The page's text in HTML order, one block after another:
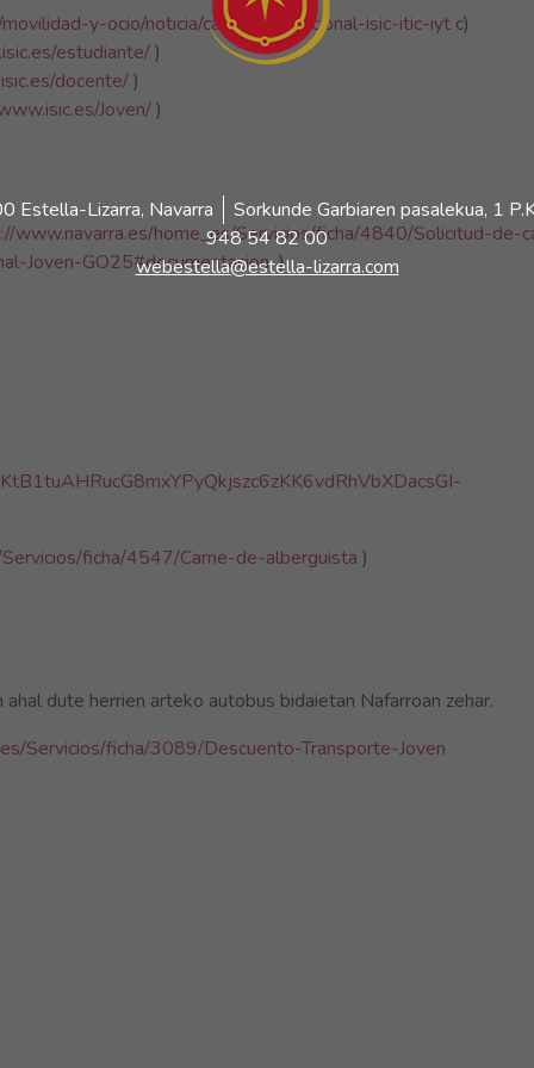
Estella-Lizarra, Navarra
Sorkunde Garbiaren pasalekua, 1
948 54 82 00
webestella@estella-lizarra.com
y-ocio/noticia/carne-internacional-isic-itic-iyt c)
estudiante/)
docente/)
Joven/)
www.navarra.es/home_es/Servicios/ficha/4840/Solicitud-de-
Joven-GO25#documentacion)
ficha/4547/Carne-de-alberguista )
dute herrien arteko autobus bidaietan Nafarroan zehar.
Servicios/ficha/3089/Descuento-Transporte-Joven